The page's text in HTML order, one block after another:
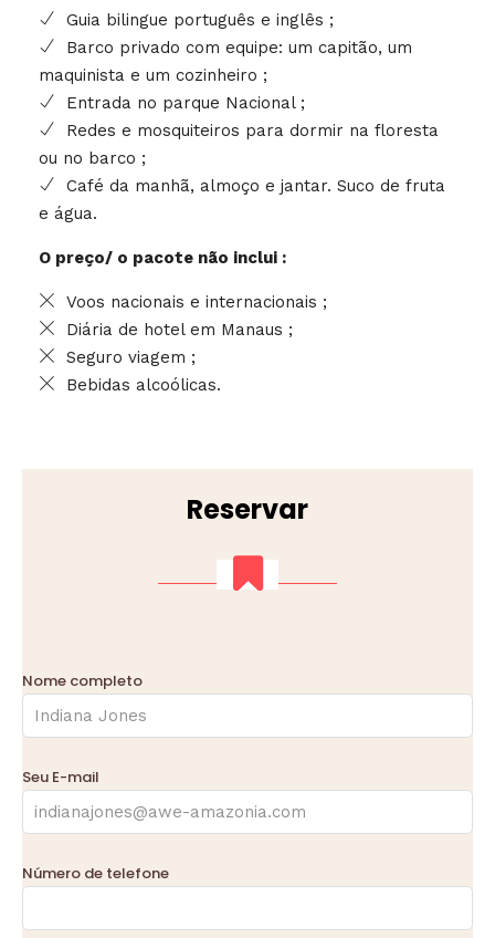
Guia bilingue português e inglês ;
Barco privado com equipe: um capitão, um
maquinista e um cozinheiro ;
Entrada no parque Nacional ;
Redes e mosquiteiros para dormir na floresta
ou no barco ;
Café da manhã, almoço e jantar. Suco de fruta
e água.
O preço/ o pacote não inclui :
Voos nacionais e internacionais ;
Diária de hotel em Manaus ;
Seguro viagem ;
Bebidas alcoólicas.
Reservar
Nome completo
Seu E-mail
Número de telefone